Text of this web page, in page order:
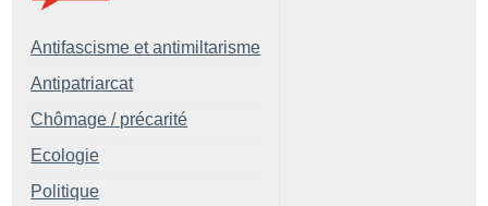
Antifascisme et antimiltarisme
Antipatriarcat
Chômage / précarité
Ecologie
Politique